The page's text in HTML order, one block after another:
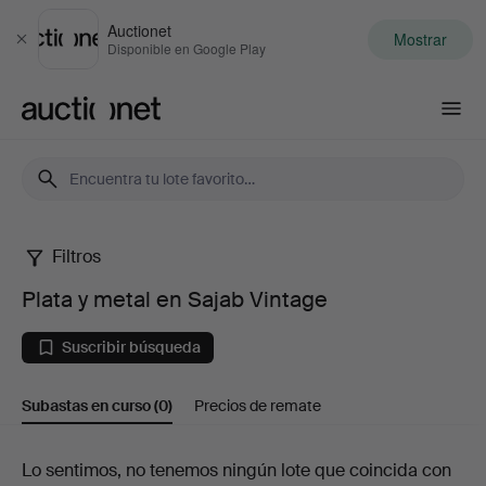
Cerrar
Auctionet
Disponible en Google Play Mostrar
Plata
metal
en
Filtros
Plata y metal en Sajab Vintage
Suscribir búsqueda
Subastas en curso(0) Precios de remate
Subastas
Lo sentimos, no tenemos ningún lote que coincida con